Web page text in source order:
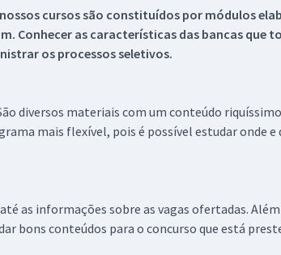
cursos são constituídos por módulos
Conhecer as características das bancas que
os processos seletivos.
diversos materiais com um conteúdo
mais flexível, pois é possível estudar onde e
as informações sobre as vagas ofertadas.
bons conteúdos para o concurso que está